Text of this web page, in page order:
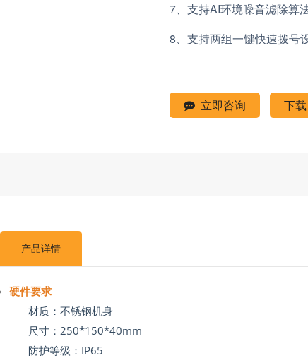
7、支持AI环境噪音滤除算
8、支持两组一键快速拨号
立即咨询 下载
产品详情
硬件要求
材质：不锈钢机身
尺寸：250*150*40mm
防护等级：IP65